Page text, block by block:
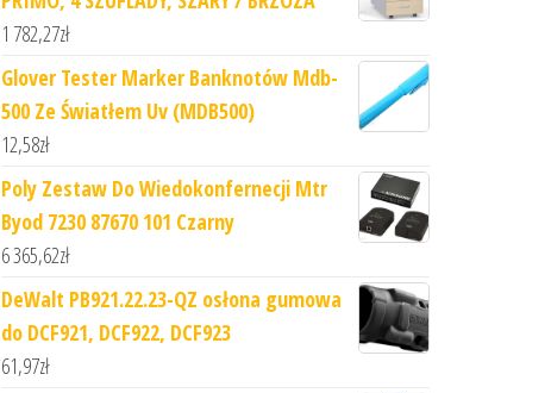
1 782,27zł
Glover Tester Marker Banknotów Mdb-
500 Ze Światłem Uv (MDB500)
12,58zł
Poly Zestaw Do Wiedokonfernecji Mtr
Byod 7230 87670 101 Czarny
6 365,62zł
DeWalt PB921.22.23-QZ osłona gumowa
do DCF921, DCF922, DCF923
61,97zł